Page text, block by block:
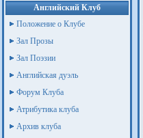
Английский Клуб
Положение о Клубе
Зал Прозы
Зал Поэзии
Английская дуэль
Форум Клуба
Атрибутика клуба
Архив клуба